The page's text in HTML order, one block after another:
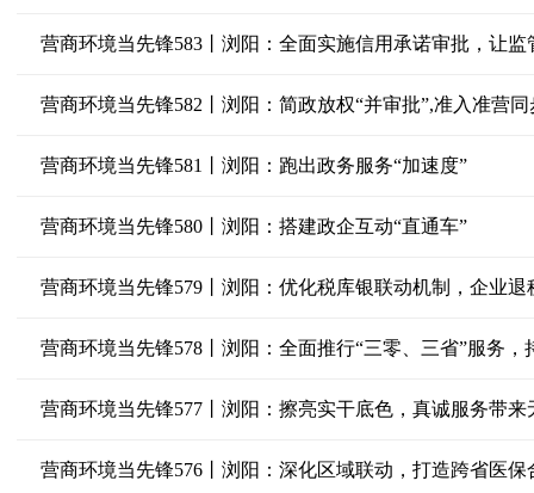
营商环境当先锋583丨浏阳：全面实施信用承诺审批，让监
营商环境当先锋582丨浏阳：简政放权“并审批”,准入准营同
营商环境当先锋581丨浏阳：跑出政务服务“加速度”
营商环境当先锋580丨浏阳：搭建政企互动“直通车”
营商环境当先锋579丨浏阳：优化税库银联动机制，企业退
营商环境当先锋578丨浏阳：全面推行“三零、三省”服务，
营商环境当先锋577丨浏阳：擦亮实干底色，真诚服务带来
营商环境当先锋576丨浏阳：深化区域联动，打造跨省医保